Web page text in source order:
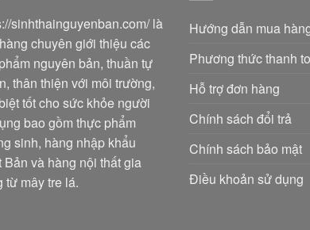
sinhthainguyenban.com/là
chuyên giới thiệu các
nguyên bản, thuần tự
thân thiện với môi trường,
tốt cho sức khỏe người
bao gồm thực phẩm
sinh, hàng nhập khẩu
Bản và hàng nội thất gia
từ mây tre lá.
Hướng dẫn mua
Phương thức thanh
Hỗ trợ đơn hàng
Chính sách đổi trả
Chính sách bảo mật
Điều khoản sử dụng